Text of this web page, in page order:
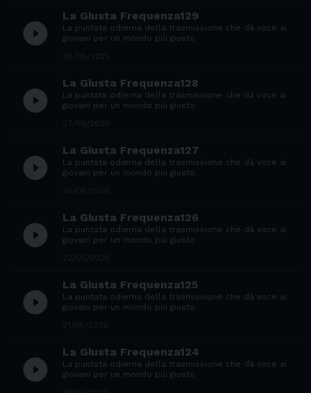
play_circle_filled
La Giusta Frequenza129
La puntata odierna della trasmissione che dà voce ai
giovani per un mondo più giusto
play_circle_filled
La Giusta Frequenza128
La puntata odierna della trasmissione che dà voce ai
giovani per un mondo più giusto
play_circle_filled
La Giusta Frequenza127
La puntata odierna della trasmissione che dà voce ai
giovani per un mondo più giusto
play_circle_filled
La Giusta Frequenza126
La puntata odierna della trasmissione che dà voce ai
giovani per un mondo più giusto
play_circle_filled
La Giusta Frequenza125
La puntata odierna della trasmissione che dà voce ai
giovani per un mondo più giusto
play_circle_filled
La Giusta Frequenza124
La puntata odierna della trasmissione che dà voce ai
giovani per un mondo più giusto